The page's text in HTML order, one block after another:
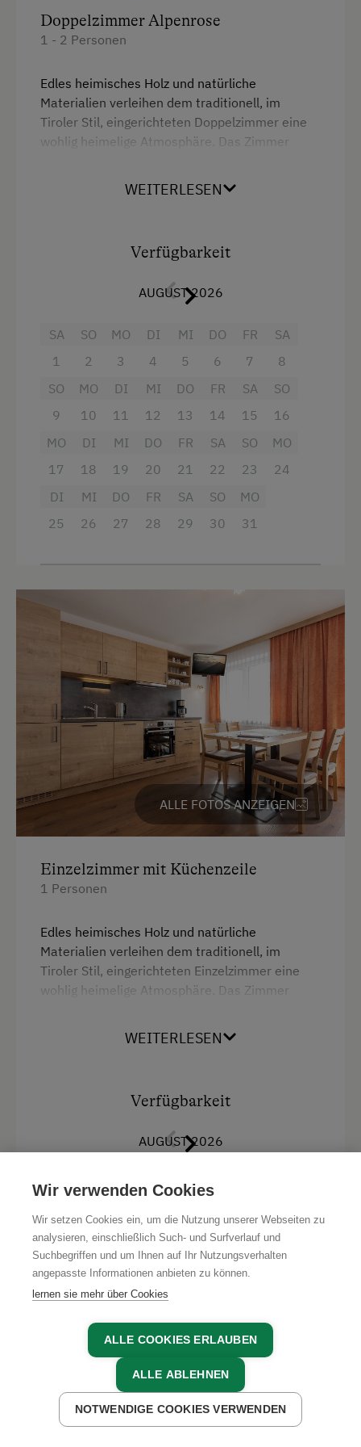
Doppelzimmer Alpenrose
1 - 2 Personen
Edles heimisches Holz und natürliche
Materialien verleihen dem traditionell, im
Tiroler Stil, eingerichteten Doppelzimmer eine
wohlig heimelige Atmosphäre. Das Zimmer
Balkon/Terrasse
Haarföhn
Aussicht auf eine Berglandschaft
Handtücher
Wlan
Doppelbett
WEITERLESEN
Verfügbarkeit
AUGUST 2026
SA
1
SO
2
MO
3
DI
4
MI
5
DO
6
FR
7
SA
8
SO
9
MO
10
DI
11
MI
12
DO
13
FR
14
SA
15
SO
16
MO
17
DI
18
MI
19
DO
20
FR
21
SA
22
SO
23
MO
24
DI
25
MI
26
DO
27
FR
28
SA
29
SO
30
MO
31
ALLE FOTOS ANZEIGEN
Einzelzimmer mit Küchenzeile
1 Personen
Edles heimisches Holz und natürliche
Materialien verleihen dem traditionell, im
Tiroler Stil, eingerichteten Einzelzimmer eine
wohlig heimelige Atmosphäre. Das Zimmer
einem Balkon und einer voll ausgestatteten
Heizung
Haarföhn
Dusche
Handtücher
Toilette
WEITERLESEN
Verfügbarkeit
AUGUST 2026
SA
SO
MO
DI
MI
DO
SO
9
MO
10
DI
11
MI
12
DO
13
FR
14
SA
15
SO
16
MO
DI
MI
DO
DO
FR
28
SA
29
SO
30
MO
JETZT ANFRAGEN JETZT BUCHEN
Wir verwenden Cookies
Wir setzen Cookies ein, um die Nutzung unserer Webseiten zu
analysieren, einschließlich Such- und Surfverlauf und
Suchbegriffen und um Ihnen auf Ihr Nutzungsverhalten
angepasste Informationen anbieten zu können.
lernen sie mehr über Cookies
ALLE COOKIES ERLAUBEN
ALLE ABLEHNEN
NOTWENDIGE COOKIES VERWENDEN